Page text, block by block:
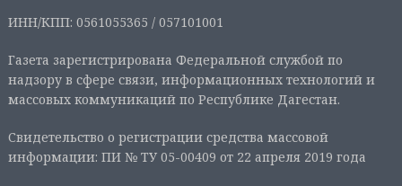
ИНН/КПП: 0561055365 / 057101001
Газета зарегистрирована Федеральной службой по
надзору в сфере связи, информационных технологий и
массовых коммуникаций по Республике Дагестан.
Свидетельство о регистрации средства массовой
информации: ПИ № ТУ 05-00409 от 22 апреля 2019 года